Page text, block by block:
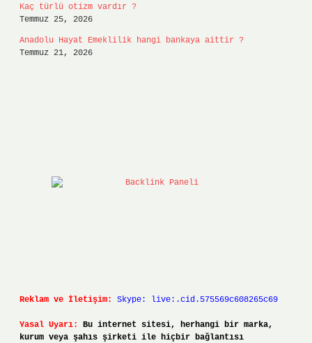
Kaç türlü otizm vardır ?
Temmuz 25, 2026
Anadolu Hayat Emeklilik hangi bankaya aittir ?
Temmuz 21, 2026
Reklam ve İletişim: Skype: live:.cid.575569c608265c69
Yasal Uyarı:
Bu internet sitesi, herhangi bir marka,
kurum veya şahıs şirketi ile hiçbir bağlantısı